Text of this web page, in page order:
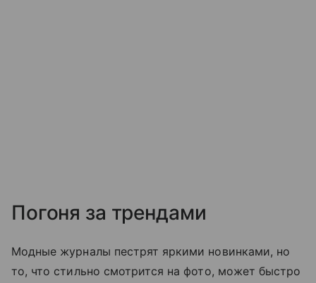
Погоня за трендами
Модные журналы пестрят яркими новинками, но
то, что стильно смотрится на фото, может быстро